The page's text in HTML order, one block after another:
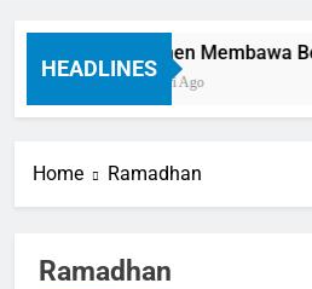
HEADLINES
Panen Membawa
7 Hari Ago
Home Ramadhan
Ramadhan